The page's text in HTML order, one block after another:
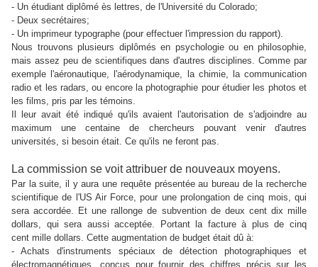
- Un étudiant diplômé ès lettres, de l'Université du Colorado;
- Deux secrétaires;
- Un imprimeur typographe (pour effectuer l'impression du rapport).
Nous trouvons plusieurs diplômés en psychologie ou en philosophie,
mais assez peu de scientifiques dans d'autres disciplines. Comme par
exemple l'aéronautique, l'aérodynamique, la chimie, la communication
radio et les radars, ou encore la photographie pour étudier les photos et
les films, pris par les témoins.
Il leur avait été indiqué qu'ils avaient l'autorisation de s'adjoindre au
maximum une centaine de chercheurs pouvant venir d'autres
universités, si besoin était. Ce qu'ils ne feront pas.
La commission se voit attribuer de nouveaux moyens.
Par la suite, il y aura une requête présentée au bureau de la recherche
scientifique de l'US Air Force, pour une prolongation de cinq mois, qui
sera accordée. Et une rallonge de subvention de deux cent dix mille
dollars, qui sera aussi acceptée. Portant la facture à plus de cinq
cent mille dollars. Cette augmentation de budget était dû à:
- Achats d'instruments spéciaux de détection photographiques et
électromagnétiques, conçus pour fournir des chiffres précis sur les